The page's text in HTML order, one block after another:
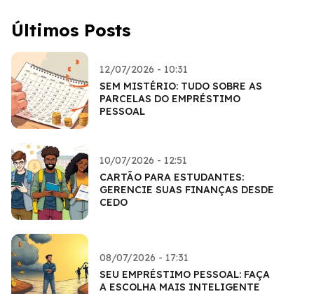
Últimos Posts
12/07/2026 - 10:31
SEM MISTÉRIO: TUDO SOBRE AS
PARCELAS DO EMPRÉSTIMO
PESSOAL
10/07/2026 - 12:51
CARTÃO PARA ESTUDANTES:
GERENCIE SUAS FINANÇAS DESDE
CEDO
08/07/2026 - 17:31
SEU EMPRÉSTIMO PESSOAL: FAÇA
A ESCOLHA MAIS INTELIGENTE